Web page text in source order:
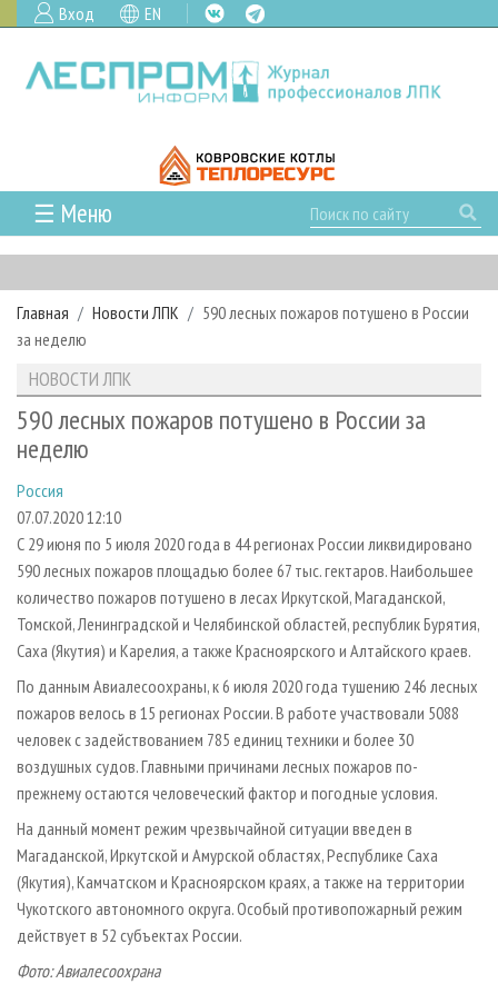
Вход EN
☰ Меню
ГЛАВНАЯ
РУБРИКИ И ТЕМЫ
РУБРИКИ ЖУРНАЛА
ЛЕСОЗАГОТОВКА
ЛЕСОПИЛЕНИЕ
СУШКА ДРЕВЕСИНЫ
ПРОИЗВОДСТВО ДРЕВЕСНЫХ ПЛИТ
ДЕРЕВЯННОЕ ДОМОСТРОЕНИЕ
ПРОИЗВОДСТВО МЕБЕЛИ
БИОЭНЕРГЕТИКА
ЦБП
ИНСТРУМЕНТ И МАТЕРИАЛЫ
НОВОСТИ
НОВОСТИ ЛПК
НОВОСТИ ЖУРНАЛА
ПРОЕКТЫ ЛПИ
АНАЛИТИКА
ПРЕДПРИЯТИЯ ЛПК
ПЕРСОНЫ
МОБИЛЬНЫЕ ВЫСТАВКИ
ОФИЦИАЛЬНЫЕ ДЕЛЕГАЦИИ
ПРИОРИТЕТНЫЕ ИНВЕСТПРОЕКТЫ
RUSSIAN FORESTRY REVIEW
ГАЗЕТА ЛЕСПРОМФОРУМ
БИБЛИОТЕКА СПЕЦИАЛИСТА
АРХИВ
АРХИВ ЖУРНАЛОВ
О ЖУРНАЛЕ
КОНТАКТЫ
РЕКЛАМОДАТЕЛЯМ
РЕКЛАМА
РЕКЛАМА НА САЙТЕ
Главная Новости ЛПК
590 лесных пожаров потушено в России
за неделю
НОВОСТИ ЛПК
590 лесных пожаров потушено в России за
неделю
Россия
07.07.2020 12:10
С 29 июня по 5 июля 2020 года в 44 регионах России ликвидировано
590 лесных пожаров площадью более 67 тыс. гектаров. Наибольшее
количество пожаров потушено в лесах Иркутской, Магаданской,
Томской, Ленинградской и Челябинской областей, республик Бурятия,
Саха (Якутия) и Карелия, а также Красноярского и Алтайского краев.
По данным Авиалесоохраны, к 6 июля 2020 года тушению 246 лесных
пожаров велось в 15 регионах России. В работе участвовали 5088
человек с задействованием 785 единиц техники и более 30
воздушных судов. Главными причинами лесных пожаров по-
прежнему остаются человеческий фактор и погодные условия.
На данный момент режим чрезвычайной ситуации введен в
Магаданской, Иркутской и Амурской областях, Республике Саха
(Якутия), Камчатском и Красноярском краях, а также на территории
Чукотского автономного округа. Особый противопожарный режим
действует в 52 субъектах России.
Фото: Авиалесоохрана